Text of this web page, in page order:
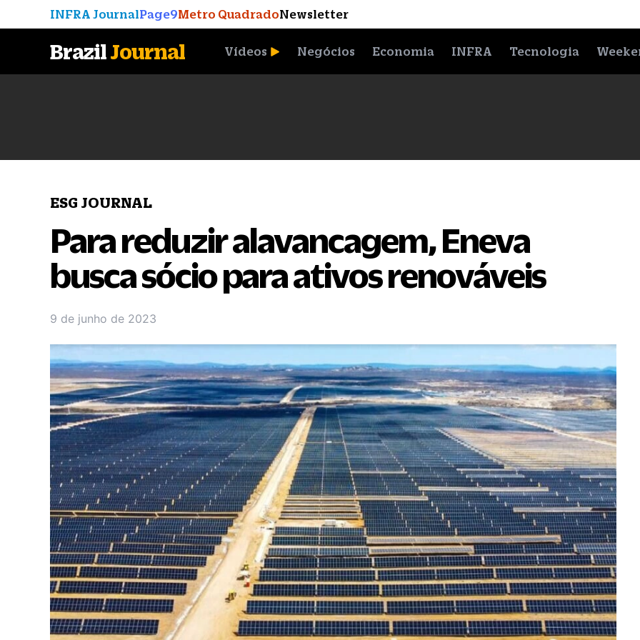
INFRA JournalPage9Metro QuadradoNewsletter
BrazilJournal Vídeos Negócios Economia INFRA Tecnologia
ESG JOURNAL
Para reduzir alavancagem, Eneva
busca sócio para ativos renováveis
9 de junho de 2023